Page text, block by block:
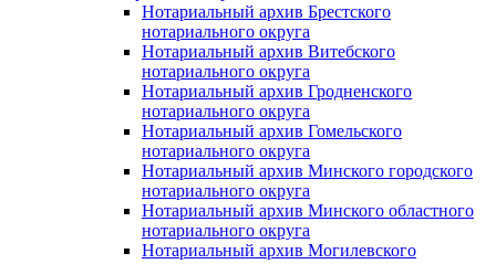
Нотариальный архив Брестского
нотариального округа
Нотариальный архив Витебского
нотариального округа
Нотариальный архив Гродненского
нотариального округа
Нотариальный архив Гомельского
нотариального округа
Нотариальный архив Минского городского
нотариального округа
Нотариальный архив Минского областного
нотариального округа
Нотариальный архив Могилевского